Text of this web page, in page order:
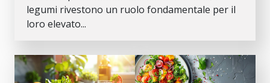
legumi rivestono un ruolo fondamentale per il
loro elevato...